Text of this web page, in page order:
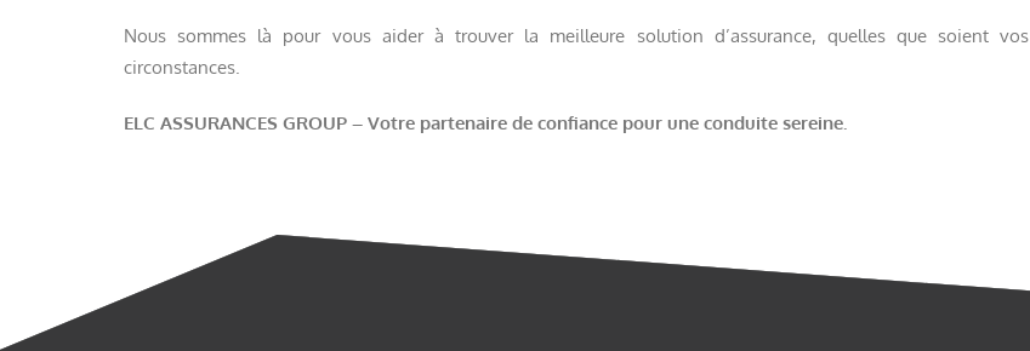
Nous sommes là pour vous aider à trouver la meilleure solution d’assurance, quelles que soient vos
circonstances.
ELC ASSURANCES GROUP – Votre partenaire de confiance pour une conduite sereine.